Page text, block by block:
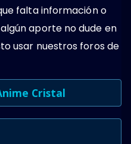
falta información o
aporte no dude en
usar nuestros foros de
Cristal